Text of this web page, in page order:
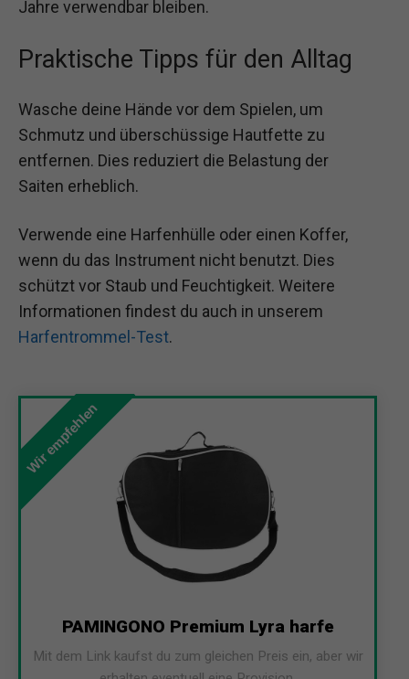
Jahre verwendbar bleiben.
Praktische Tipps für den Alltag
Wasche deine Hände vor dem Spielen, um
Schmutz und überschüssige Hautfette zu
entfernen. Dies reduziert die Belastung der
Saiten erheblich.
Verwende eine Harfenhülle oder einen Koffer,
wenn du das Instrument nicht benutzt. Dies
schützt vor Staub und Feuchtigkeit. Weitere
Informationen findest du auch in unserem
Harfentrommel-Test.
Wir empfehlen
PAMINGONO Premium Lyra harfe
Mit dem Link kaufst du zum gleichen Preis ein, aber wir